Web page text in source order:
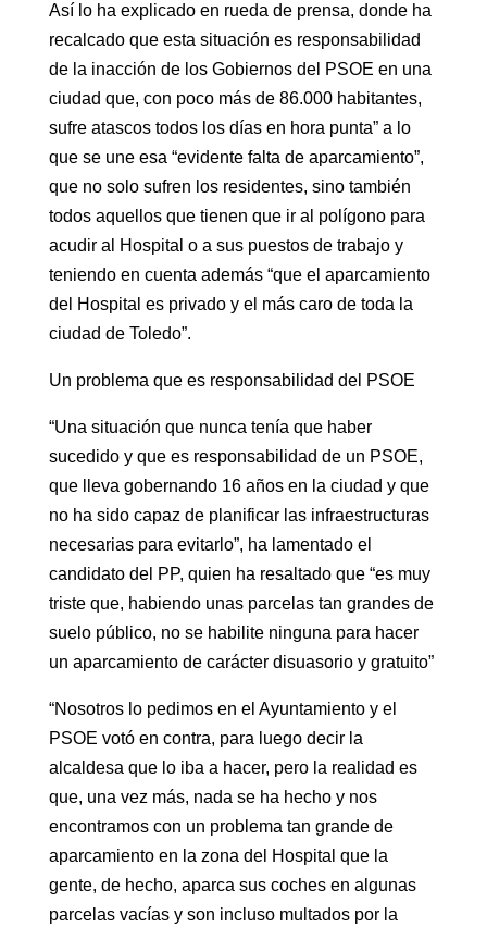
Así lo ha explicado en rueda de prensa, donde ha
recalcado que esta situación es responsabilidad
de la inacción de los Gobiernos del PSOE en una
ciudad que, con poco más de 86.000 habitantes,
sufre atascos todos los días en hora punta” a lo
que se une esa “evidente falta de aparcamiento”,
que no solo sufren los residentes, sino también
todos aquellos que tienen que ir al polígono para
acudir al Hospital o a sus puestos de trabajo y
teniendo en cuenta además “que el aparcamiento
del Hospital es privado y el más caro de toda la
ciudad de Toledo”.
Un problema que es responsabilidad del PSOE
“Una situación que nunca tenía que haber
sucedido y que es responsabilidad de un PSOE,
que lleva gobernando 16 años en la ciudad y que
no ha sido capaz de planificar las infraestructuras
necesarias para evitarlo”, ha lamentado el
candidato del PP, quien ha resaltado que “es muy
triste que, habiendo unas parcelas tan grandes de
suelo público, no se habilite ninguna para hacer
un aparcamiento de carácter disuasorio y gratuito”
“Nosotros lo pedimos en el Ayuntamiento y el
PSOE votó en contra, para luego decir la
alcaldesa que lo iba a hacer, pero la realidad es
que, una vez más, nada se ha hecho y nos
encontramos con un problema tan grande de
aparcamiento en la zona del Hospital que la
gente, de hecho, aparca sus coches en algunas
parcelas vacías y son incluso multados por la